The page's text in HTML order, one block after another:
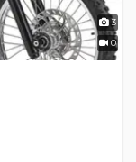
3
0